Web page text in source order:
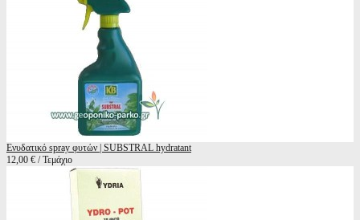
Ενυδατικό spray φυτών | SUBSTRAL hydratant
12,00 € / Τεμάχιο